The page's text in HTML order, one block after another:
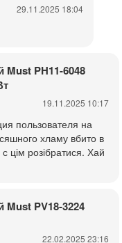
29.11.2025 18:04
PH11-6048
19.11.2025 10:17
пользователя на
хламу вбито в
розібратися. Хай
PV18-3224
22.02.2025 23:16